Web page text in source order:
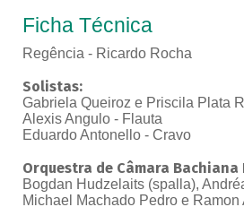
Ficha Técnica
Regência - Ricardo Rocha
Solistas:
Gabriela Queiroz e Priscila Plata
Alexis Angulo - Flauta
Eduardo Antonello - Cravo
Orquestra de Câmara Bachiana
Bogdan Hudzelaits (spalla),
Michael Machado Pedro e Ramon